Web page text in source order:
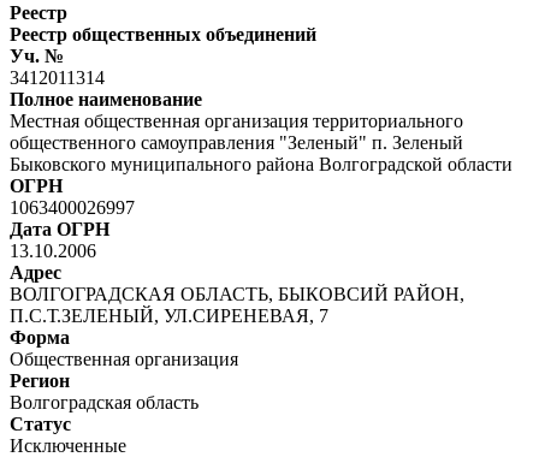
Реестр
Реестр общественных объединений
Уч. №
3412011314
Полное наименование
Местная общественная организация территориального
общественного самоуправления "Зеленый" п. Зеленый
Быковского муниципального района Волгоградской области
ОГРН
1063400026997
Дата ОГРН
13.10.2006
Адрес
ВОЛГОГРАДСКАЯ ОБЛАСТЬ, БЫКОВСИЙ РАЙОН,
П.С.Т.ЗЕЛЕНЫЙ, УЛ.СИРЕНЕВАЯ, 7
Форма
Общественная организация
Регион
Волгоградская область
Статус
Исключенные